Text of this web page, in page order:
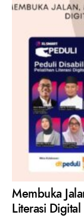
Membuka
Literasi